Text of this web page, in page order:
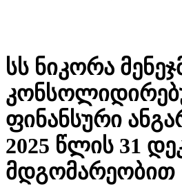
სს ნიკორა
ფინანსური
2025 წლის 31
მდგომარეობით